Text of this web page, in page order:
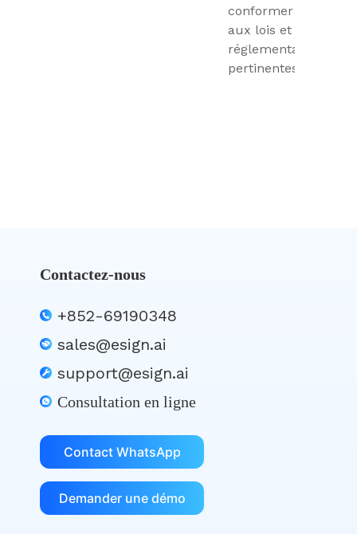
conformer
aux lois et
réglementations
pertinentes.
Contactez-nous
+852-69190348
sales@esign.ai
support@esign.ai
Consultation en ligne
Contact WhatsApp
Demander une démo